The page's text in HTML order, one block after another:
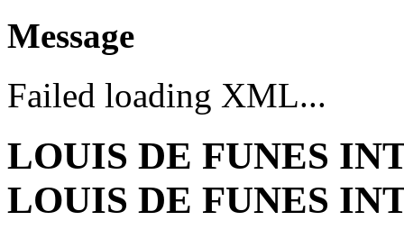
Message
Failed loading XML...
LOUIS DE FUNES
LOUIS DE FUNES